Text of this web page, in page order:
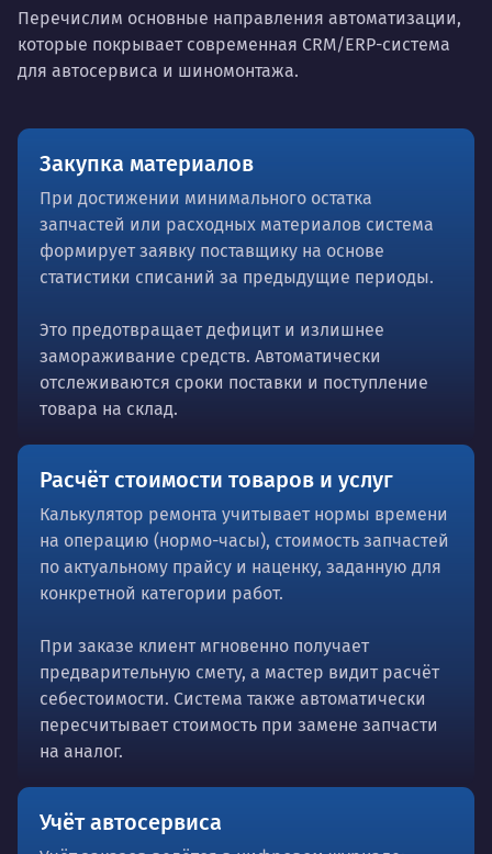
Перечислим основные направления автоматизации,
которые покрывает современная CRM/ERP-система
для автосервиса и шиномонтажа.
Закупка материалов
При достижении минимального остатка
запчастей или расходных материалов система
формирует заявку поставщику на основе
статистики списаний за предыдущие периоды.
Это предотвращает дефицит и излишнее
замораживание средств. Автоматически
отслеживаются сроки поставки и поступление
товара на склад.
Расчёт стоимости товаров и услуг
Калькулятор ремонта учитывает нормы времени
на операцию (нормо-часы), стоимость запчастей
по актуальному прайсу и наценку, заданную для
конкретной категории работ.
При заказе клиент мгновенно получает
предварительную смету, а мастер видит расчёт
себестоимости. Система также автоматически
пересчитывает стоимость при замене запчасти
на аналог.
Учёт автосервиса